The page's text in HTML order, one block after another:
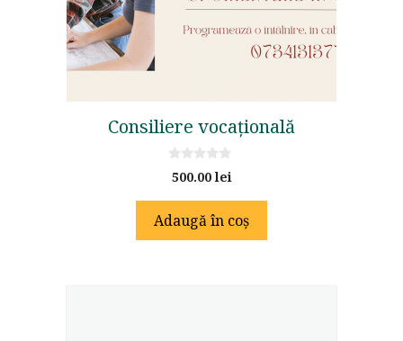
Consiliere vocațională
0
o
o
f
5
500.00lei
Adaugă în coș